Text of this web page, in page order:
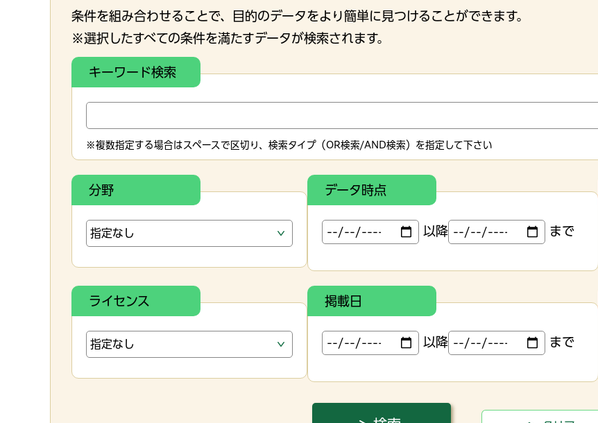
条件を組み合わせることで、目的のデータをより簡単に見つけることができます。
※選択したすべての条件を満たすデータが検索されます。
キーワード検索
※複数指定する場合はスペースで区切り、検索タイプ（OR検索/AND検索）を指定して下さい
分野 データ時点
以降 まで
ライセンス 掲載日
以降 まで